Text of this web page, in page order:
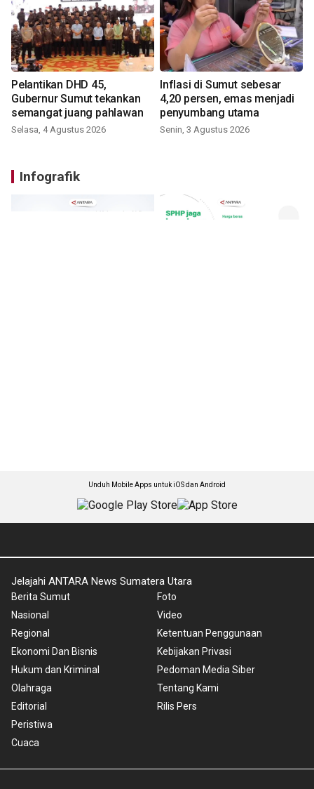
Pelantikan DHD 45,
Gubernur Sumut tekankan
semangat juang pahlawan
Selasa, 4 Agustus 2026
Inflasi di Sumut sebesar
4,20 persen, emas menjadi
penyumbang utama
Senin, 3 Agustus 2026
Infografik
Unduh Mobile Apps untuk iOS dan Android
Jelajahi ANTARA News Sumatera Utara
Berita Sumut
Nasional
Regional
Ekonomi Dan Bisnis
Hukum dan Kriminal
Olahraga
Editorial
Peristiwa
Cuaca
Foto
Video
Ketentuan Penggunaan
Kebijakan Privasi
Pedoman Media Siber
Tentang Kami
Rilis Pers